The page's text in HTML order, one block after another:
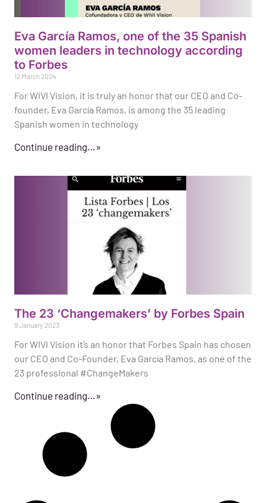
Eva García Ramos, one of the 35 Spanish
women leaders in technology according
to Forbes
12 March 2024
For WIVI Vision, it is truly an honor that our CEO and Co-
founder, Eva García Ramos, is among the 35 leading
Spanish women in technology
Continue reading…»
The 23 ‘Changemakers’ by Forbes Spain
9 January 2023
For WIVI Vision it’s an honor that Forbes Spain has chosen
our CEO and Co-Founder, Eva García Ramos, as one of the
23 professional #ChangeMakers
Continue reading…»